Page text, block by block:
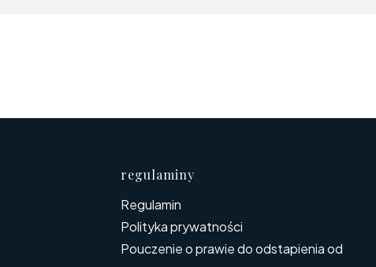
regulaminy
Regulamin
Polityka prywatności
Pouczenie o prawie do odstapienia od